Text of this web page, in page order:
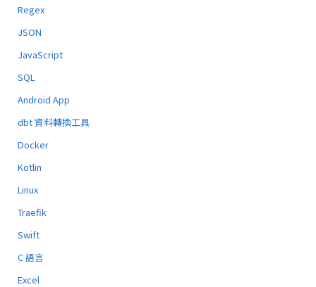
Regex
JSON
JavaScript
SQL
Android App
dbt 資料轉換工具
Docker
Kotlin
Linux
Traefik
Swift
C 語言
Excel